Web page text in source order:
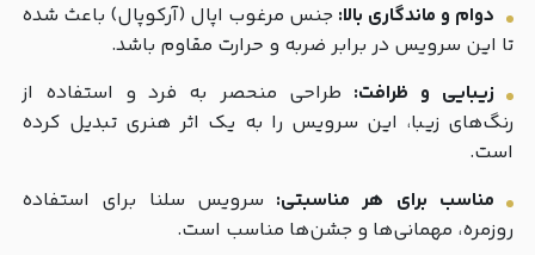
دوام و ماندگاری بالا: جنس مرغوب اپال (آرکوپال) باعث شده
تا این سرویس در برابر ضربه و حرارت مقاوم باشد.
زیبایی و ظرافت: طراحی منحصر به فرد و استفاده از
رنگ‌های زیبا، این سرویس را به یک اثر هنری تبدیل کرده
است.
مناسب برای هر مناسبتی: سرویس سلنا برای استفاده
روزمره، مهمانی‌ها و جشن‌ها مناسب است.